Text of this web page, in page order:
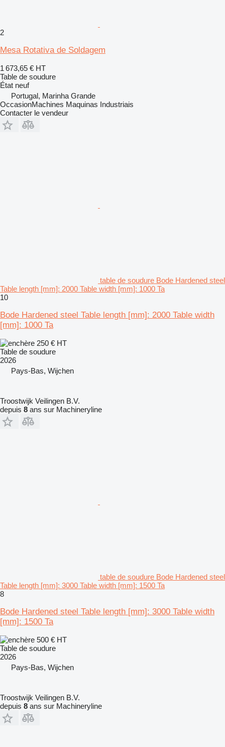
2
Mesa Rotativa de Soldagem
1 673,65 € HT
Table de soudure
État neuf
Portugal, Marinha Grande
OccasionMachines Maquinas Industriais
Contacter le vendeur
table de soudure Bode Hardened steel
Table length [mm]: 2000 Table width [mm]: 1000 Ta
10
Bode Hardened steel Table length [mm]: 2000 Table width
[mm]: 1000 Ta
250 € HT
Table de soudure
2026
Pays-Bas, Wijchen
Troostwijk Veilingen B.V.
depuis 8 ans sur Machineryline
table de soudure Bode Hardened steel
Table length [mm]: 3000 Table width [mm]: 1500 Ta
8
Bode Hardened steel Table length [mm]: 3000 Table width
[mm]: 1500 Ta
500 € HT
Table de soudure
2026
Pays-Bas, Wijchen
Troostwijk Veilingen B.V.
depuis 8 ans sur Machineryline